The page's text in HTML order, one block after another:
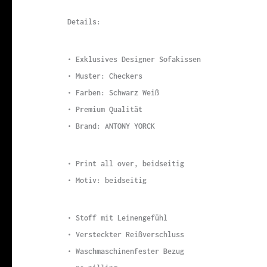
Details:
• Exklusives Designer Sofakissen
• Muster: Checkers
• Farben: Schwarz Weiß
• Premium Qualität
• Brand: ANTONY YORCK
• Print all over, beidseitig
• Motiv: beidseitig
• Stoff mit Leinengefühl
• Versteckter Reißverschluss
• Waschmaschinenfester Bezug